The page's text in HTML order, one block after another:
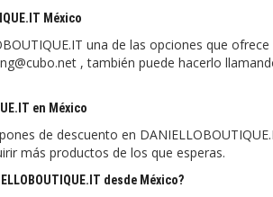
México
una de las opciones que
, también puede hacerlo
en México
de descuento en
más productos de los que esperas.
desde México?